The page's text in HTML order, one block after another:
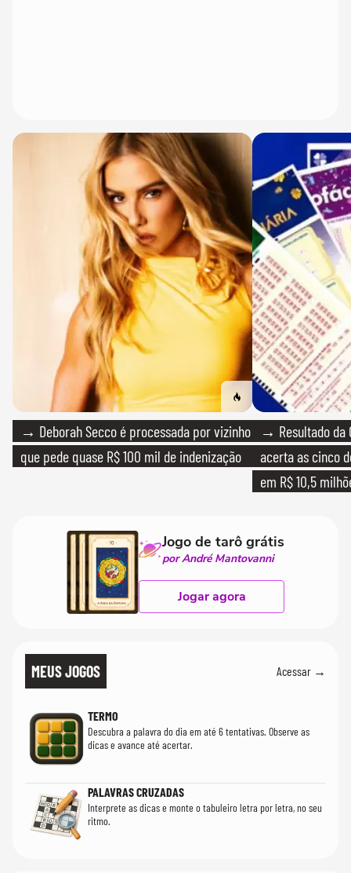
→ Deborah Secco é processada por vizinho
que pede quase R$ 100 mil de indenização
→ Resultado da
acerta as cinco
em R$ 10,5
Jogo de tarô grátis
por André Mantovanni
Jogar agora
MEUS JOGOS Acessar →
TERMO
Descubra a palavra do dia em até 6 tentativas. Observe as
dicas e avance até acertar.
PALAVRAS CRUZADAS
Interprete as dicas e monte o tabuleiro letra por letra, no seu
ritmo.